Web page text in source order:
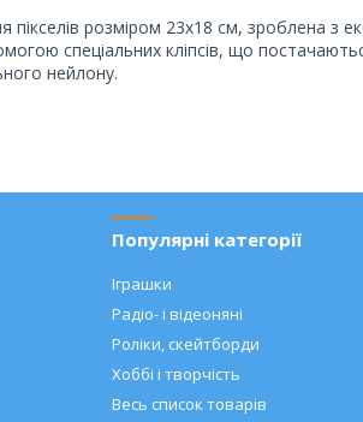
пікселів розміром 23х18 см, зроблена з
спеціальних кліпсів, що
нейлону.
Популярні категорії
Іграшки
Радіо- і відеоняні
Роліки, скейтборди
Хоббі і творчість
Весь список товарів